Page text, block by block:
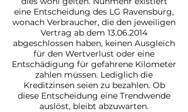
eine Entscheidung des LG Ravens­burg,
wonach Verbraucher, die den jeweiligen
Vertrag ab dem 13.06.2014
abgeschlossen haben, keinen Ausgleich
für den Wert­verlust oder eine
Entschädigung für gefahrene Kilo­meter
zahlen müssen. Lediglich die
Kreditzinsen seien zu bezahlen. Ob
diese Entscheidung eine Trendwende
auslöst, bleibt abzuwarten.